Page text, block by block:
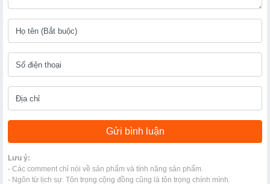
Lưu ý:
- Các comment chỉ nói về sản phẩm và tính năng sản phẩm.
- Ngôn từ lịch sự. Tôn trọng cộng đồng cũng là tôn trọng chính mình.